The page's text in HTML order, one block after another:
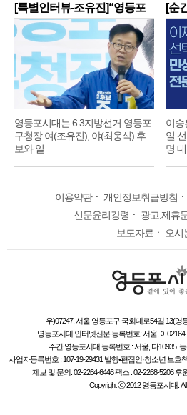
[특별인터뷰-조유진]“영등포
구
영등포시대는 6.3지방선거 영등포
구청장 여(조유진), 야(최웅식) 후
보와 일
[순
구
이승
일
명 대
이용약관ㆍ 개인정보취급방침 ㆍ
신문윤리강령 ㆍ 광고.제휴
보도자료ㆍ 오시
우)07247, 서울 영등포구 국회대로54길 13(영
영등포시대 인터넷신문 등록번호: 서울, 아
주간 영등포시대 등록번호 : 서울, 다10935.
사업자등록번호 : 107-19-29431 발행•편집인·청소년 보호
제보 및 문의: 02-2264-6446 팩스 : 02-2268-5206 후
Copyright ⓒ 2012 영등포시대. All